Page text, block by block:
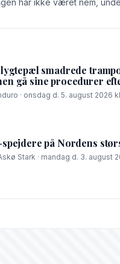
smadrede
gå sine procedurer
· onsdag d. 5. august 2026
på Nordens
Stark · mandag d. 3. august